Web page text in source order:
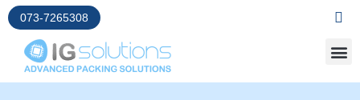
073-7265308